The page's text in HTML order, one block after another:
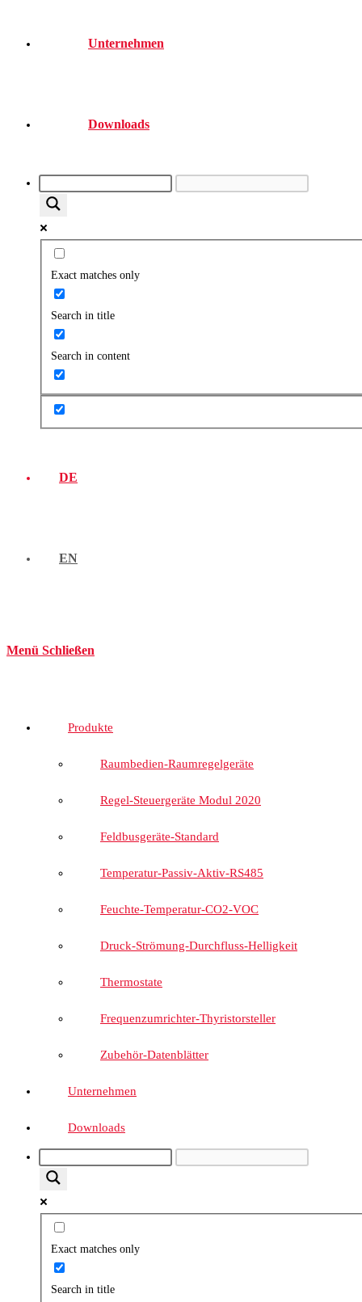
Unternehmen
Downloads
Exact matches only
Search in title
Search in content
DE
EN
Menü Schließen
Produkte
Raumbedien-Raumregelgeräte
Regel-Steuergeräte Modul 2020
Feldbusgeräte-Standard
Temperatur-Passiv-Aktiv-RS485
Feuchte-Temperatur-CO2-VOC
Druck-Strömung-Durchfluss-Helligkeit
Thermostate
Frequenzumrichter-Thyristorsteller
Zubehör-Datenblätter
Unternehmen
Downloads
Exact matches only
Search in title